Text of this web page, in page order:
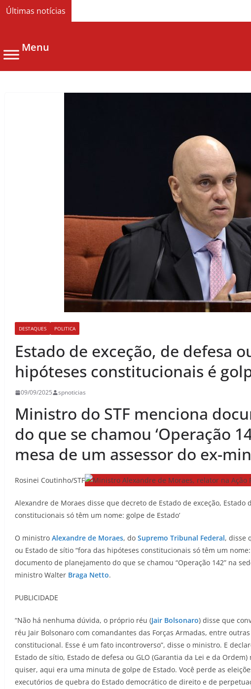
Últimas notícias
Menu
DESTAQUES POLITICA
Estado de exceção, de defesa
hipóteses constitucionais é
09/09/2025 spnoticias
Ministro do STF menciona
do que se chamou ‘Operação
mesa de um assessor do ex-
Rosinei Coutinho/STF
Alexandre de Moraes disse que decreto de Estado de exceção, Estado
constitucionais só têm um nome: golpe de Estado’
O ministro Alexandre de Moraes, do Supremo Tribunal Federal, disse
ou Estado de sítio “fora das hipóteses constitucionais só têm um
documento de planejamento do que se chamou “Operação 142” na
ministro Walter Braga Netto.
PUBLICIDADE
“Não há nenhuma dúvida, o próprio réu (Jair Bolsonaro) disse que
réu Jair Bolsonaro com comandantes das Forças Armadas, entre
constitucional. Esse é um fato incontroverso”, disse o ministro. E
Estado de sítio, Estado de defesa ou GLO (Garantia da Lei e da
quiser, aqui era uma minuta de golpe de Estado. Você perde as
executórios de quebra do Estado democrático de direito e de